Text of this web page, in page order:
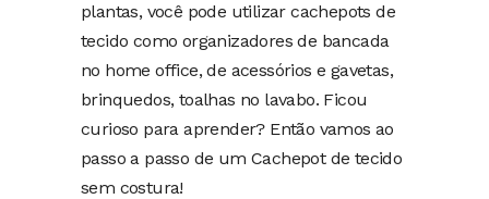
plantas, você pode utilizar cachepots de
tecido como organizadores de bancada
no home office, de acessórios e gavetas,
brinquedos, toalhas no lavabo. Ficou
curioso para aprender? Então vamos ao
passo a passo de um Cachepot de tecido
sem costura!